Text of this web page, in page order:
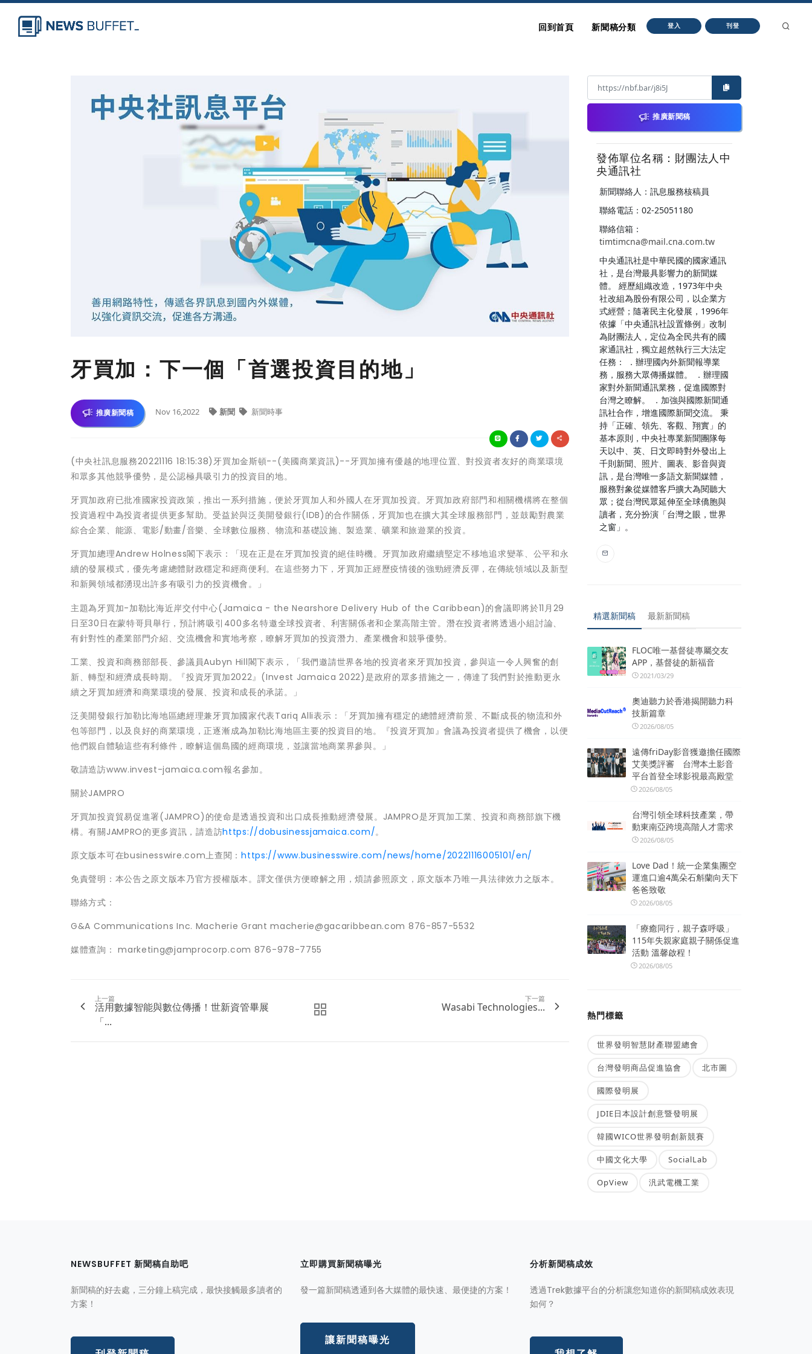
回到首頁 新聞稿分類 登入 刊登
牙買加：下一個「首選投資目的地」
推廣新聞稿 Nov 16,2022 新聞 新聞時事
(中央社訊息服務20221116 18:15:38)牙買加金斯頓--(美國商業資訊)--牙買加擁有優越的地理位置、對投資者友好的商業環境
和眾多其他競爭優勢，是公認極具吸引力的投資目的地。
牙買加政府已批准國家投資政策，推出一系列措施，便於牙買加人和外國人在牙買加投資。牙買加政府部門和相關機構將在整個
投資過程中為投資者提供更多幫助。受益於與泛美開發銀行(IDB)的合作關係，牙買加也在擴大其全球服務部門，並鼓勵對農業
綜合企業、能源、電影/動畫/音樂、全球數位服務、物流和基礎設施、製造業、礦業和旅遊業的投資。
牙買加總理Andrew Holness閣下表示：「現在正是在牙買加投資的絕佳時機。牙買加政府繼續堅定不移地追求變革、公平和永
續的發展模式，優先考慮總體財政穩定和經商便利。在這些努力下，牙買加正經歷疫情後的強勁經濟反彈，在傳統領域以及新型
和新興領域都湧現出許多有吸引力的投資機會。」
主題為牙買加-加勒比海近岸交付中心(Jamaica - the Nearshore Delivery Hub of the Caribbean)的會議即將於11月29
日至30日在蒙特哥貝舉行，預計將吸引400多名特邀全球投資者、利害關係者和企業高階主管。潛在投資者將透過小組討論、
有針對性的產業部門介紹、交流機會和實地考察，瞭解牙買加的投資潛力、產業機會和競爭優勢。
工業、投資和商務部部長、參議員Aubyn Hill閣下表示，「我們邀請世界各地的投資者來牙買加投資，參與這一令人興奮的創
新、轉型和經濟成長時期。『投資牙買加2022』(Invest Jamaica 2022)是政府的眾多措施之一，傳達了我們對於推動更永
續之牙買加經濟和商業環境的發展、投資和成長的承諾。」
泛美開發銀行加勒比海地區總經理兼牙買加國家代表Tariq Alli表示：「牙買加擁有穩定的總體經濟前景、不斷成長的物流和外
包等部門，以及良好的商業環境，正逐漸成為加勒比海地區主要的投資目的地。『投資牙買加』會議為投資者提供了機會，以便
他們親自體驗這些有利條件，瞭解這個島國的經商環境，並讓當地商業界參與。」
敬請造訪www.invest-jamaica.com報名參加。
關於JAMPRO
牙買加投資貿易促進署(JAMPRO)的使命是透過投資和出口成長推動經濟發展。JAMPRO是牙買加工業、投資和商務部旗下機
構。有關JAMPRO的更多資訊，請造訪https://dobusinessjamaica.com/。
原文版本可在businesswire.com上查閱：https://www.businesswire.com/news/home/20221116005101/en/
免責聲明：本公告之原文版本乃官方授權版本。譯文僅供方便瞭解之用，煩請參照原文，原文版本乃唯一具法律效力之版本。
聯絡方式：
G&A Communications Inc. Macherie Grant macherie@gacaribbean.com 876-857-5532
媒體查詢： marketing@jamprocorp.com 876-978-7755
上一篇
活用數據智能與數位傳播！世新資管畢展
「...
下一篇
Wasabi Technologies...
推廣新聞稿
發佈單位名稱：財團法人中
央通訊社
新聞聯絡人：訊息服務核稿員
聯絡電話：02-25051180
聯絡信箱：
timtimcna@mail.cna.com.tw
中央通訊社是中華民國的國家通訊
社，是台灣最具影響力的新聞媒
體。 經歷組織改造，1973年中央
社改組為股份有限公司，以企業方
式經營；隨著民主化發展，1996年
依據「中央通訊社設置條例」改制
為財團法人，定位為全民共有的國
家通訊社，獨立超然執行三大法定
任務： ．辦理國內外新聞報導業
務，服務大眾傳播媒體。 ．辦理國
家對外新聞通訊業務，促進國際對
台灣之瞭解。 ．加強與國際新聞通
訊社合作，增進國際新聞交流。 秉
持「正確、領先、客觀、翔實」的
基本原則，中央社專業新聞團隊每
天以中、英、日文即時對外發出上
千則新聞、照片、圖表、影音與資
訊，是台灣唯一多語文新聞媒體，
服務對象從媒體客戶擴大為閱聽大
眾；從台灣民眾延伸至全球僑胞與
讀者，充分扮演「台灣之眼，世界
之窗」。
精選新聞稿 最新新聞稿
FLOC唯一基督徒專屬交友
APP，基督徒的新福音
2021/03/29
奧迪聽力於香港揭開聽力科
技新篇章
2026/08/05
遠傳friDay影音獲邀擔任國際
艾美獎評審 台灣本土影音
平台首登全球影視最高殿堂
2026/08/05
台灣引領全球科技產業，帶
動東南亞跨境高階人才需求
2026/08/05
Love Dad！統一企業集團空
運進口逾4萬朵石斛蘭向天下
爸爸致敬
2026/08/05
「療癒同行，親子森呼吸」
115年失親家庭親子關係促進
活動 溫馨啟程！
2026/08/05
熱門標籤
世界發明智慧財產聯盟總會
台灣發明商品促進協會 北市圖
國際發明展
JDIE日本設計創意暨發明展
韓國WICO世界發明創新競賽
中國文化大學 SocialLab
OpView 汎武電機工業
NEWSBUFFET 新聞稿自助吧
新聞稿的好去處，三分鐘上稿完成，最快接觸最多讀者的
方案！
立即購買新聞稿曝光
發一篇新聞稿透通到各大媒體的最快速、最便捷的方案！
讓新聞稿曝光
分析新聞稿成效
透過Trek數據平台的分析讓您知道你的新聞稿成效表現
如何？